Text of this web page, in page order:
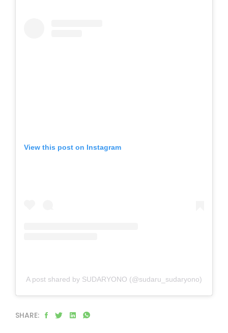
View this post on Instagram
A post shared by SUDARYONO (@sudaru_sudaryono)
SHARE: